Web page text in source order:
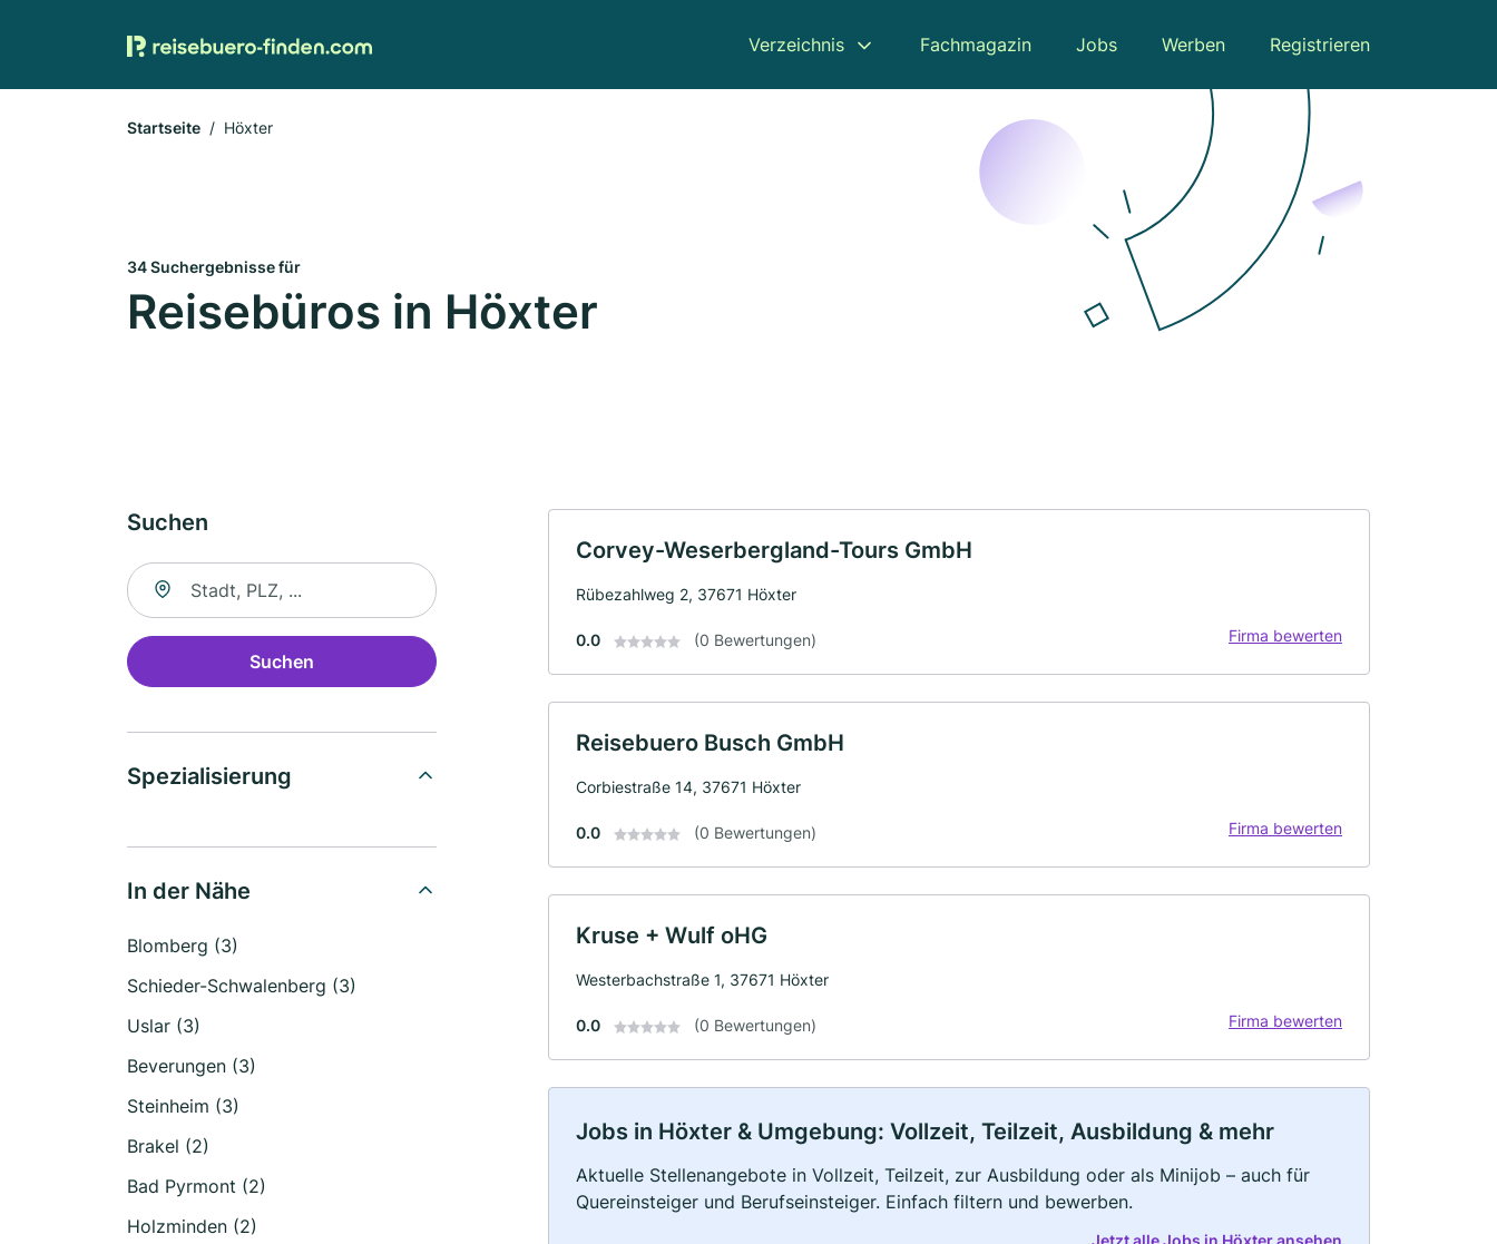
Verzeichnis Fachmagazin Jobs Werben Registrieren
Startseite Höxter
34 Suchergebnisse für
Reisebüros in Höxter
Suchen
Suche nach Ort
Suchen
Spezialisierung
In der Nähe
Blomberg (3)
Schieder-Schwalenberg (3)
Uslar (3)
Beverungen (3)
Steinheim (3)
Brakel (2)
Bad Pyrmont (2)
Holzminden (2)
Corvey-Weserbergland-Tours GmbH
Rübezahlweg 2, 37671 Höxter
0.0 (0 Bewertungen) Firma bewerten
Reisebuero Busch GmbH
Corbiestraße 14, 37671 Höxter
0.0 (0 Bewertungen) Firma bewerten
Kruse + Wulf oHG
Westerbachstraße 1, 37671 Höxter
0.0 (0 Bewertungen) Firma bewerten
Jobs in Höxter & Umgebung: Vollzeit, Teilzeit, Ausbildung & mehr
Aktuelle Stellenangebote in Vollzeit, Teilzeit, zur Ausbildung oder als Minijob – auch für
Quereinsteiger und Berufseinsteiger. Einfach filtern und bewerben.
Jetzt alle Jobs in Höxter ansehen